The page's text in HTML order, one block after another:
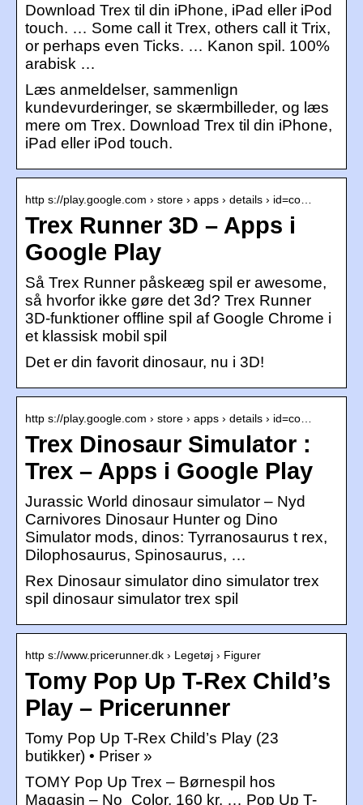
Download Trex til din iPhone, iPad eller iPod
touch. … Some call it Trex, others call it Trix,
or perhaps even Ticks. … Kanon spil. 100%
arabisk …
Læs anmeldelser, sammenlign
kundevurderinger, se skærmbilleder, og læs
mere om Trex. Download Trex til din iPhone,
iPad eller iPod touch.
http s://play.google.com › store › apps › details › id=co…
Trex Runner 3D – Apps i
Google Play
Så Trex Runner påskeæg spil er awesome,
så hvorfor ikke gøre det 3d? Trex Runner
3D-funktioner offline spil af Google Chrome i
et klassisk mobil spil
Det er din favorit dinosaur, nu i 3D!
http s://play.google.com › store › apps › details › id=co…
Trex Dinosaur Simulator :
Trex – Apps i Google Play
Jurassic World dinosaur simulator – Nyd
Carnivores Dinosaur Hunter og Dino
Simulator mods, dinos: Tyrranosaurus t rex,
Dilophosaurus, Spinosaurus, …
Rex Dinosaur simulator dino simulator trex
spil dinosaur simulator trex spil
http s://www.pricerunner.dk › Legetøj › Figurer
Tomy Pop Up T-Rex Child’s
Play – Pricerunner
Tomy Pop Up T-Rex Child’s Play (23
butikker) • Priser »
TOMY Pop Up Trex – Børnespil hos
Magasin – No_Color. 160 kr. … Pop Up T-